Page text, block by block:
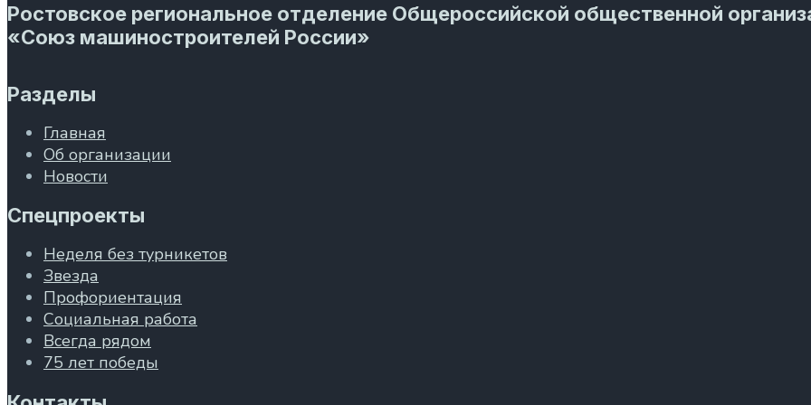
Ростовское региональное отделение Общероссийской общественной
«Союз машиностроителей России»
Разделы
Главная
Об организации
Новости
Спецпроекты
Неделя без турникетов
Звезда
Профориентация
Социальная работа
Всегда рядом
75 лет победы